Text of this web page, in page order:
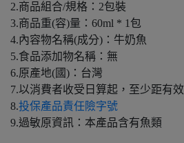
2.商品組合/規格：2包裝
3.商品重(容)量：60ml * 1包
4.內容物名稱(成分)：牛奶魚
5.食品添加物名稱：無
6.原產地(國)：台灣
7.以消費者收受日算起，至少距有
8.投保產品責任險字號
9.過敏原資訊：本產品含有魚類